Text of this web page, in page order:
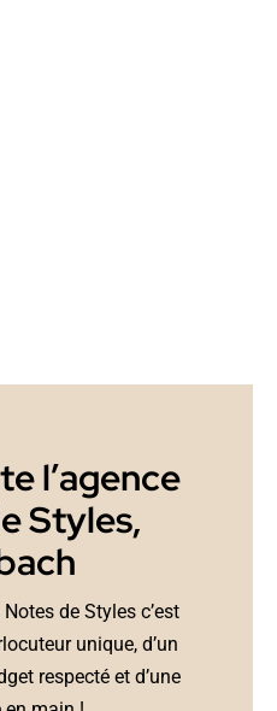
l’agence
Styles,
de Styles c’est
unique, d’un
respecté et d’une